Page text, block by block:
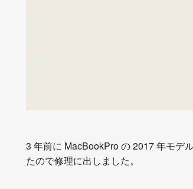
3 年前に MacBookPro の 2017 年モデ
たので修理に出しました。